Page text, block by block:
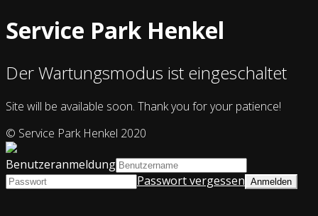
Service Park Henkel
Der Wartungsmodus ist eingeschaltet
Site will be available soon. Thank you for your patience!
© Service Park Henkel 2020
Benutzeranmeldung
Passwort vergessen